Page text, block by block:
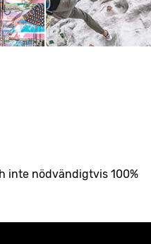
inte nödvändigtvis 100%